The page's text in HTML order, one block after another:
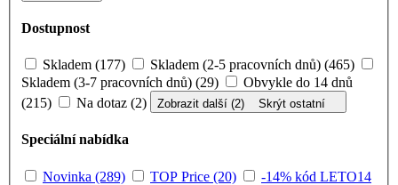
Dostupnost
Skladem (177)
Skladem (2-5 pracovních dnů) (465)
Skladem (3-7 pracovních dnů) (29)
Obvykle do 14 dnů
(215)
Na dotaz (2) Zobrazit další (2) Skrýt ostatní
Speciální nabídka
Novinka (289) TOP Price (20)
-14% kód LETO14